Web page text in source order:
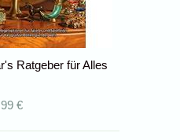
Ratgeber für Alles
€